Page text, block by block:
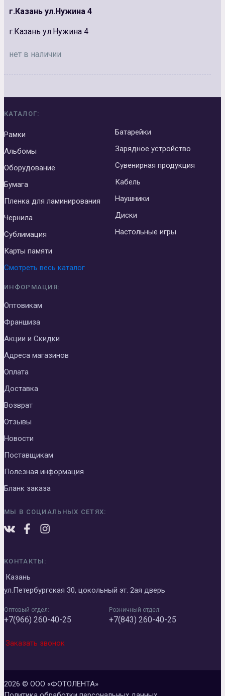
г.Казань ул.Нужина 4
г.Казань ул.Нужина 4
нет в наличии
КАТАЛОГ:
Рамки
Альбомы
Оборудование
Бумага
Пленка для ламинирования
Чернила
Сублимация
Карты памяти
Батарейки
Зарядное устройство
Сувенирная продукция
Кабель
Наушники
Диски
Настольные игры
Смотреть весь каталог
ИНФОРМАЦИЯ:
Оптовикам
Франшиза
Акции и Скидки
Адреса магазинов
Оплата
Доставка
Возврат
Отзывы
Новости
Поставщикам
Полезная информация
Бланк заказа
МЫ В СОЦИАЛЬНЫХ СЕТЯХ:
КОНТАКТЫ:
Казань
ул.Петербургская 30, цокольный эт. 2ая дверь
Оптовый отдел:
+7(966) 260-40-25
Розничный отдел:
+7(843) 260-40-25
Заказать звонок
2026 © ООО «ФОТОЛЕНТА»